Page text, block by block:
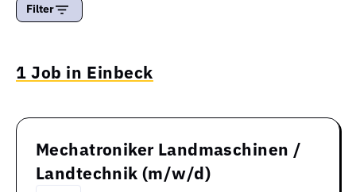
Filter
1 Job in Einbeck
Mechatroniker Landmaschinen /
Landtechnik (m/w/d)